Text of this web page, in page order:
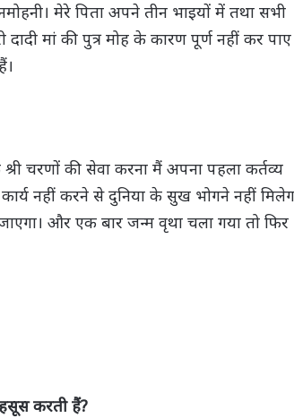
मेरे पिता अपने तीन भाइयों में तथा सभी
मां की पुत्र मोह के कारण पूर्ण नहीं कर पाए
चरणों की सेवा करना मैं अपना पहला कर्तव्य
नहीं करने से दुनिया के सुख भोगने नहीं
और एक बार जन्म वृथा चला गया तो फिर
करती हैं?